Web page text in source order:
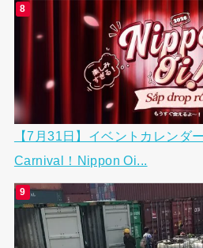
【7月31日】イベントカレンダ
Carnival！Nippon Oi...